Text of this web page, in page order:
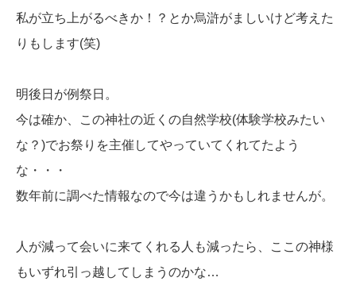
私が立ち上がるべきか！？とか烏滸がましいけど考えた
りもします(笑)
明後日が例祭日。
今は確か、この神社の近くの自然学校(体験学校みたい
な？)でお祭りを主催してやっていてくれてたよう
な・・・
数年前に調べた情報なので今は違うかもしれませんが。
人が減って会いに来てくれる人も減ったら、ここの神様
もいずれ引っ越してしまうのかな…